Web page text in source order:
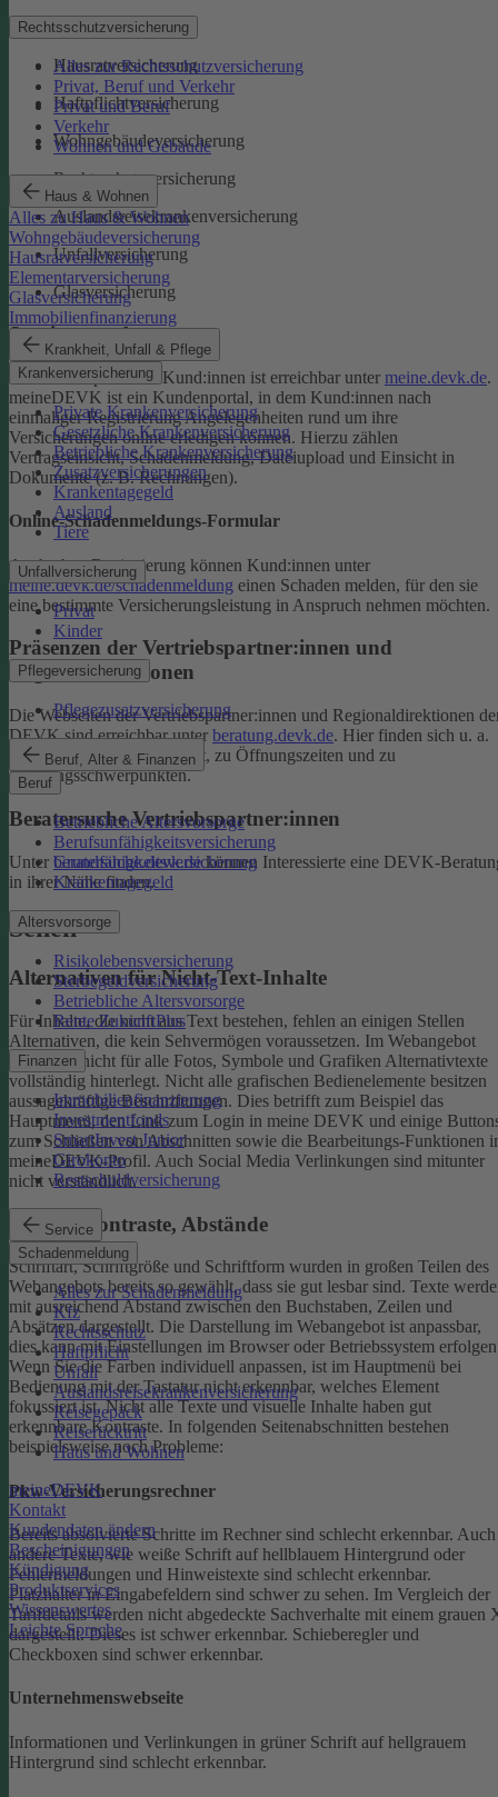
Rechtsschutzversicherung
Alles zur Rechtsschutzversicherung
Privat, Beruf und Verkehr
Privat und Beruf
Verkehr
Wohnen und Gebäude
Haus & Wohnen
Alles zu Haus & Wohnen
Wohngebäudeversicherung
Hausratversicherung
Elementarversicherung
Glasversicherung
Immobilienfinanzierung
Krankheit, Unfall & Pflege
Krankenversicherung
Private Krankenversicherung
Gesetzliche Krankenversicherung
Betriebliche Krankenversicherung
Zusatzversicherungen
Krankentagegeld
Ausland
Tiere
Unfallversicherung
Privat
Kinder
Pflegeversicherung
Pflegezusatzversicherung
Beruf, Alter & Finanzen
Beruf
Betriebliche Altersvorsorge
Berufsunfähigkeitsversicherung
Grundfähigkeitsversicherung
Krankentagegeld
Altersvorsorge
Risikolebensversicherung
Sterbegeldversicherung
Betriebliche Altersvorsorge
Rente ZukunftPlus
Finanzen
Immobilienfinanzierung
Investmentfonds
SmartInvest Junior
Girokonto
Restschuldversicherung
Service
Schadenmeldung
Alles zur Schadenmeldung
Kfz
Rechtsschutz
Haftpflicht
Unfall
Auslandsreisekrankenversicherung
Reisegepäck
Reiserücktritt
Haus und Wohnen
meineDEVK
Kontakt
Kundendaten ändern
Bescheinigungen
Kündigung
Produktservices
Wissenswertes
Leichte Sprache
Kfz-Versicherungen
Hausratversicherung
Haftpflichtversicherung
Wohngebäudeversicherung
Rechtsschutzversicherung
Auslandsreisekrankenversicherung
Unfallversicherung
Glasversicherung
Serviceportal
Das Serviceportal für Kund:innen ist erreichbar unter meine.devk.de.
meineDEVK ist ein Kundenportal, in dem Kund:innen nach
einmaliger Registrierung Angelegenheiten rund um ihre
Versicherungen online erledigen können. Hierzu zählen
Vertragseinsicht, Schadenmeldung, Dateiupload und Einsicht in
Dokumente (z. B. Rechnungen).
Online-Schadenmeldungs-Formular
Auch ohne Registrierung können Kund:innen unter
meine.devk.de/schadenmeldung einen Schaden melden, für den sie
eine bestimmte Versicherungsleistung in Anspruch nehmen möchten.
Präsenzen der Vertriebspartner:innen und
Regionaldirektionen
Die Webseiten der Vertriebspartner:innen und Regionaldirektionen
DEVK sind erreichbar unter beratung.devk.de. Hier finden sich u. a.
Informationen zum Standort, zu Öffnungszeiten und zu
Beratungsschwerpunkten.
Beratersuche Vertriebspartner:innen
Unter beratersuche.devk.dekönnen Interessierte eine DEVK-
in ihrer Nähe finden.
Sehen
Alternativen für Nicht-Text-Inhalte
Für Inhalte, die nicht aus Text bestehen, fehlen an einigen Stellen
Alternativen, die kein Sehvermögen voraussetzen. Im Webangebot
sind noch nicht für alle Fotos, Symbole und Grafiken Alternativtexte
vollständig hinterlegt. Nicht alle grafischen Bedienelemente besitzen
aussagekräftige Beschriftungen. Dies betrifft zum Beispiel das
Hauptmenü, den Link zum Login in meine DEVK und einige
zum Schließen von Abschnitten sowie die Bearbeitungs-Funktionen
meineDEVK-Profil. Auch Social Media Verlinkungen sind mitunter
nicht verständlich.
Schrift, Kontraste, Abstände
Schriftart, Schriftgröße und Schriftform wurden in großen Teilen des
Webangebots bereits so gewählt, dass sie gut lesbar sind. Texte
mit ausreichend Abstand zwischen den Buchstaben, Zeilen und
Absätzen dargestellt. Die Darstellung im Webangebot ist anpassbar,
dies kann mit Einstellungen im Browser oder Betriebssystem
Wenn Sie die Farben individuell anpassen, ist im Hauptmenü bei
Bedienung mit der Tastatur nicht erkennbar, welches Element
fokussiert ist.Nicht alle Texte und visuelle Inhalte haben gut
erkennbare Kontraste. In folgenden Seitenabschnitten bestehen
beispielsweise noch Probleme:
Pkw-Versicherungsrechner
Bereits absolvierte Schritte im Rechner sind schlecht erkennbar. Auch
andere Texte, wie weiße Schrift auf hellblauem Hintergrund oder
Fehlermeldungen und Hinweistexte sind schlecht erkennbar.
Platzhalter in Eingabefeldern sind schwer zu sehen. Im Vergleich der
Tarifdetails werden nicht abgedeckte Sachverhalte mit einem grauen
dargestellt. Dieses ist schwer erkennbar. Schieberegler und
Checkboxen sind schwer erkennbar.
Unternehmenswebseite
Informationen und Verlinkungen in grüner Schrift auf hellgrauem
Hintergrund sind schlecht erkennbar.